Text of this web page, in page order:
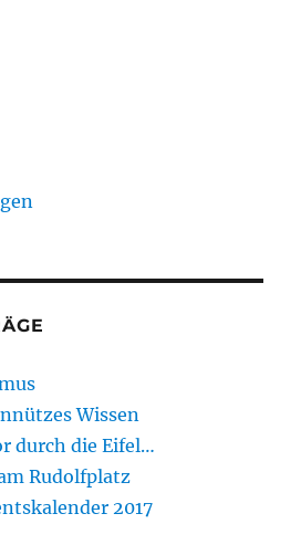
Wissen
durch die Eifel…
Rudolfplatz
2017